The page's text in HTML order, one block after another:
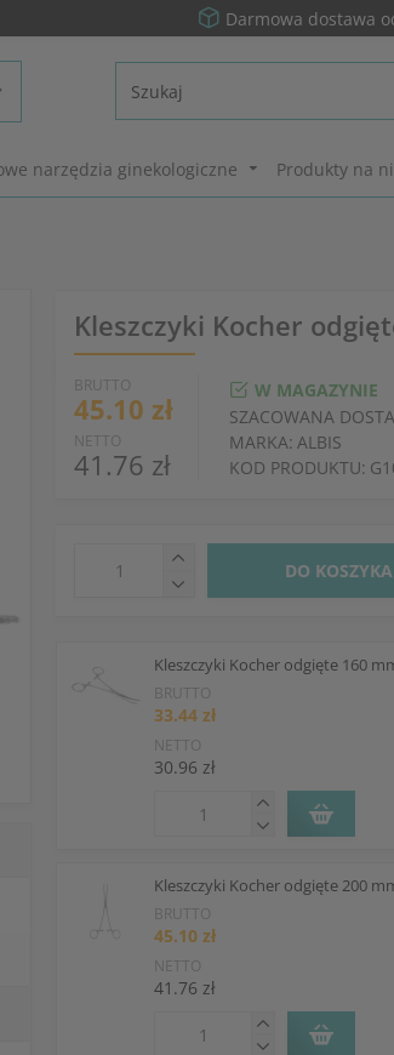
Darmowa dostawa
narzędzia ginekologiczne Produkty na
Kleszczyki Kocher
BRUTTO
45.10 zł
NETTO
41.76 zł
W MAGAZYNIE
SZACOWANA
MARKA: ALBIS
KOD PRODUKTU:
DO KOSZYKA
Kleszczyki Kocher odgięte 160
BRUTTO
33.44 zł
NETTO
30.96 zł
Kleszczyki Kocher odgięte 200
BRUTTO
45.10 zł
NETTO
41.76 zł